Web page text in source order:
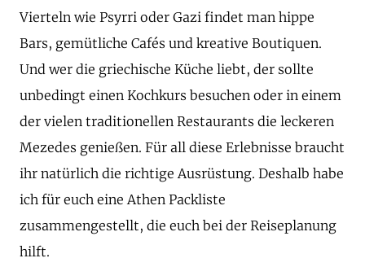
Vierteln wie Psyrri oder Gazi findet man hippe
Bars, gemütliche Cafés und kreative Boutiquen.
Und wer die griechische Küche liebt, der sollte
unbedingt einen Kochkurs besuchen oder in einem
der vielen traditionellen Restaurants die leckeren
Mezedes genießen. Für all diese Erlebnisse braucht
ihr natürlich die richtige Ausrüstung. Deshalb habe
ich für euch eine Athen Packliste
zusammengestellt, die euch bei der Reiseplanung
hilft.